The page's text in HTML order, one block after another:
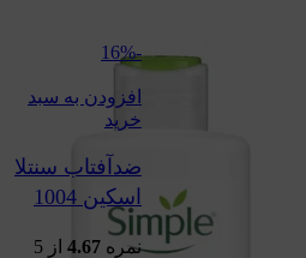
-16%
افزودن به سبد
خرید
ضدآفتاب سنتلا
اسکین 1004
نمره 4.67 از 5